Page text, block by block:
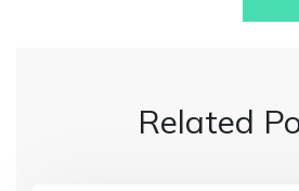
Related